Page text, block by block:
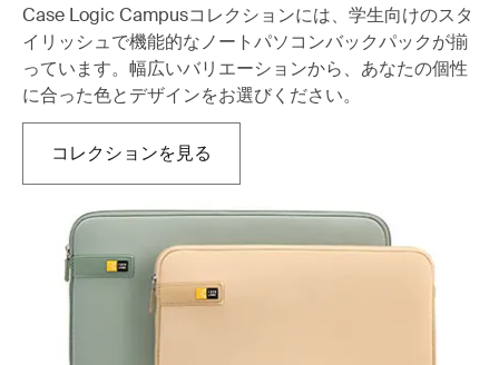
Case Logic Campusコレクションには、学生向けのスタ
イリッシュで機能的なノートパソコンバックパックが揃
っています。幅広いバリエーションから、あなたの個性
に合った色とデザインをお選びください。
コレクションを見る新しいタブで開きます